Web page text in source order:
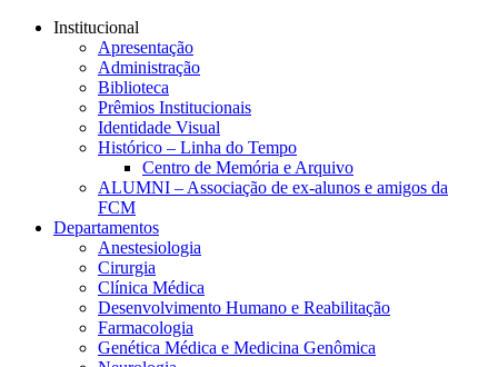
Conteúdo principal
Institucional
Apresentação
Administração
Biblioteca
Prêmios Institucionais
Identidade Visual
Histórico – Linha do Tempo
Centro de Memória e Arquivo
ALUMNI – Associação de ex-alunos e amigos da
FCM
Departamentos
Anestesiologia
Cirurgia
Clínica Médica
Desenvolvimento Humano e Reabilitação
Farmacologia
Genética Médica e Medicina Genômica